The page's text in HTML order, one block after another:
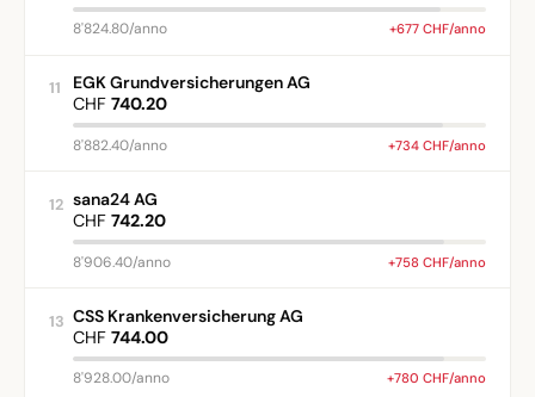
8'824.80/anno +677 CHF/anno
11
EGK Grundversicherungen AG
CHF 740.20
8'882.40/anno +734 CHF/anno
12 sana24 AG
CHF 742.20
8'906.40/anno +758 CHF/anno
13 CSS Krankenversicherung AG
CHF 744.00
8'928.00/anno +780 CHF/anno